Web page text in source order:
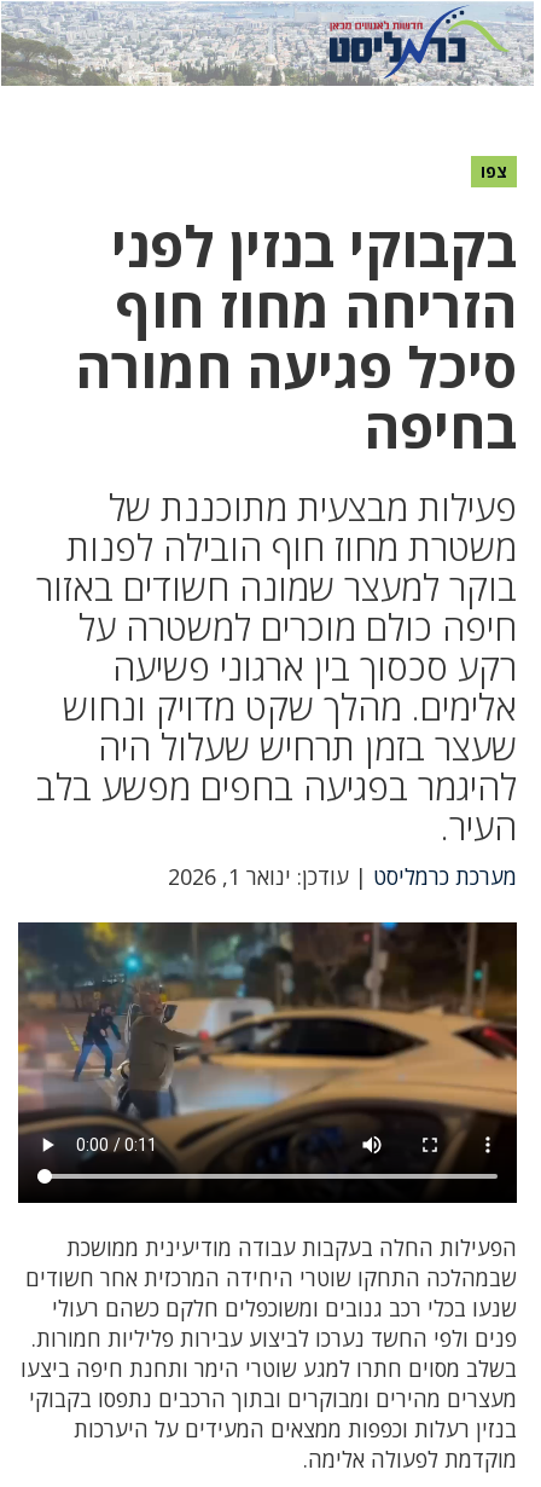
לחץ
כאן
לחץ
כדי
צפו
בקבוקי בנזין לפני
הזריחה מחוז חוף
סיכל פגיעה חמורה
בחיפה
פעילות מבצעית מתוכננת של
משטרת מחוז חוף הובילה לפנות
בוקר למעצר שמונה חשודים באזור
חיפה כולם מוכרים למשטרה על
רקע סכסוך בין ארגוני פשיעה
אלימים. מהלך שקט מדויק ונחוש
שעצר בזמן תרחיש שעלול היה
להיגמר בפגיעה בחפים מפשע בלב
העיר.
מערכת כרמליסט | עודכן: ינואר 1, 2026
הפעילות החלה בעקבות עבודה מודיעינית ממושכת
שבמהלכה התחקו שוטרי היחידה המרכזית אחר חשודים
שנעו בכלי רכב גנובים ומשוכפלים חלקם כשהם רעולי
פנים ולפי החשד נערכו לביצוע עבירות פליליות חמורות.
בשלב מסוים חתרו למגע שוטרי הימר ותחנת חיפה ביצעו
מעצרים מהירים ומבוקרים ובתוך הרכבים נתפסו בקבוקי
בנזין רעלות וכפפות ממצאים המעידים על היערכות
מוקדמת לפעולה אלימה.